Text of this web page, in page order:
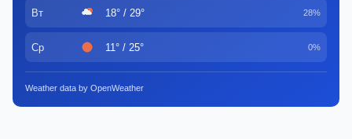
Вт 18° / 29° 28%
Ср 11° / 25° 0%
Weather data by OpenWeather